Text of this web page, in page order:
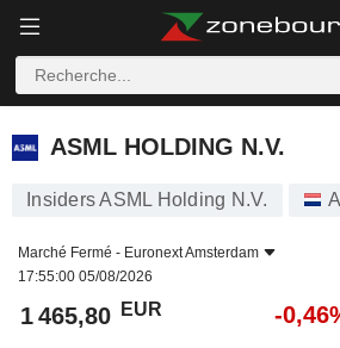
ASML HOLDING N.V.
ASML HOLDING N.V.
Insiders ASML Holding N.V.
Marché Fermé - Euronext Amsterdam
17:55:00 05/08/2026
1 465,80 EUR -